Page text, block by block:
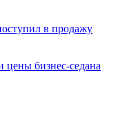
в продажу
бизнес-седана